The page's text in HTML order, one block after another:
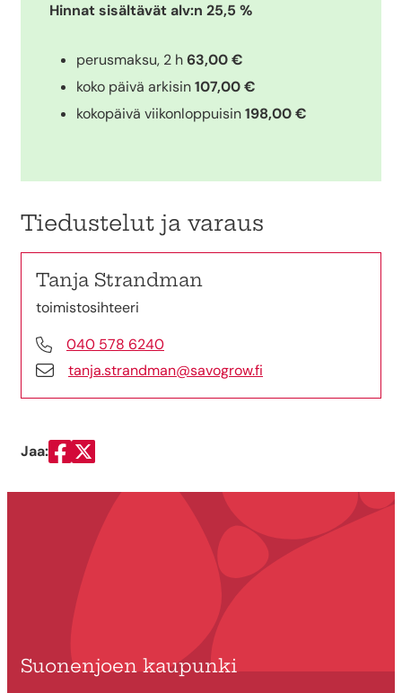
Hinnat sisältävät alv:n 25,5 %
perusmaksu, 2 h63,00 €
koko päivä arkisin107,00 €
kokopäivä viikonloppuisin198,00 €
Tiedustelut ja varaus
Tanja Strandman
toimistosihteeri
040 578 6240
tanja.strandman@savogrow.fi
Jaa:
Jaa Facebookissa
Jaa Twitterissä
Suonenjoen kaupunki